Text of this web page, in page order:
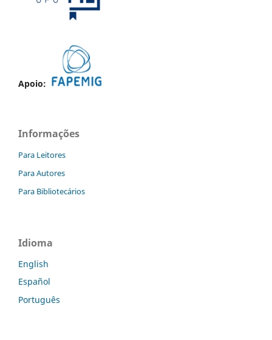
Apoio:
Informações
Para Leitores
Para Autores
Para Bibliotecários
Idioma
English
Español
Português